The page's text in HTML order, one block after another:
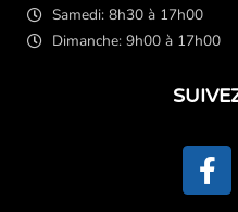
Samedi: 8h30 à 17h00
Dimanche: 9h00 à 17h00
F
a
c